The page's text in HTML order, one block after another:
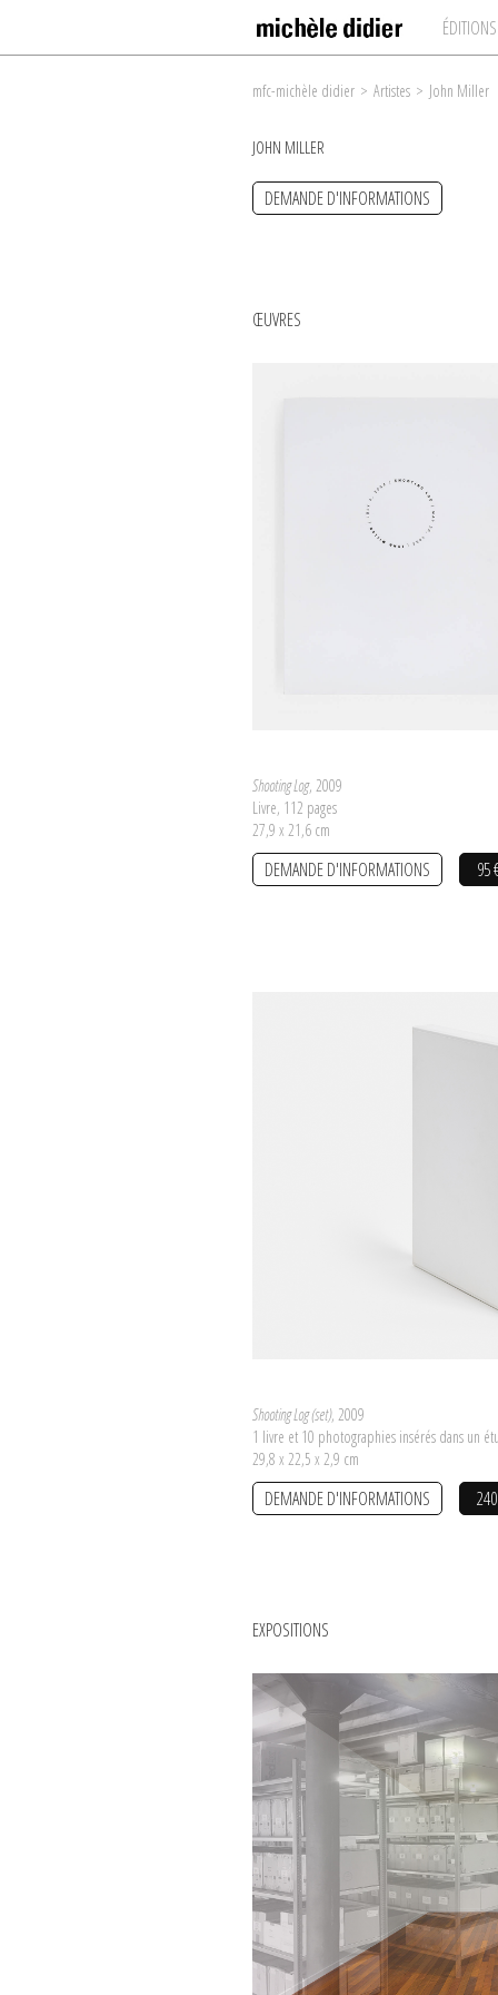
ÉDITIONS
mfc-michèle didier > Artistes > John Miller
JOHN MILLER
DEMANDE D'INFORMATIONS
ŒUVRES
Shooting Log, 2009
Livre, 112 pages
27,9 x 21,6 cm
95
DEMANDE D'INFORMATIONS
Shooting Log (set), 2009
1 livre et 10 photographies insérés dans un
29,8 x 22,5 x 2,9 cm
DEMANDE D'INFORMATIONS
EXPOSITIONS